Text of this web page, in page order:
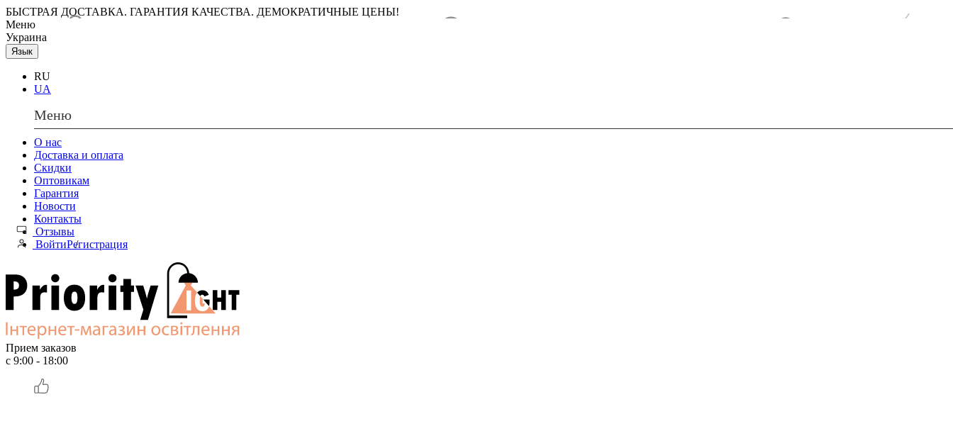
БЫСТРАЯ ДОСТАВКА. ГАРАНТИЯ КАЧЕСТВА. ДЕМОКРАТИЧНЫЕ ЦЕНЫ!
Меню
Украина
Язык
RU
UA
Меню
О нас
Доставка и оплата
Скидки
Оптовикам
Гарантия
Новости
Контакты
Отзывы
Войти /
Регистрация
Прием заказов
с 9:00 - 18:00